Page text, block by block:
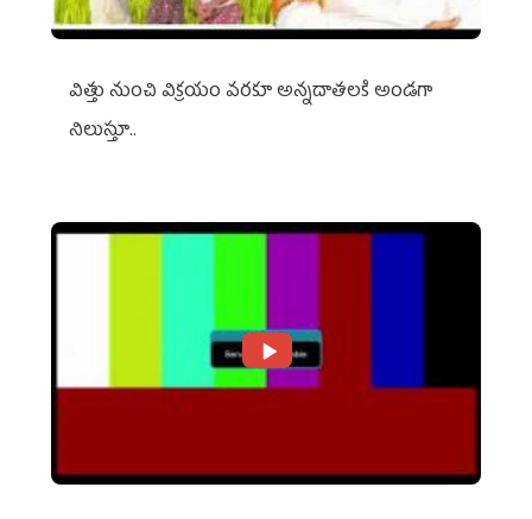
విత్తు నుంచి విక్రయం వరకూ అన్నదాతలకి అండగా
నిలుస్తూ..